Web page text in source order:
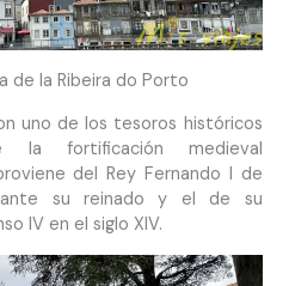
de la Ribeira do Porto
uno de los tesoros históricos
la fortificación medieval
del Rey Fernando I de
su reinado y el de su
IV en el siglo XIV.